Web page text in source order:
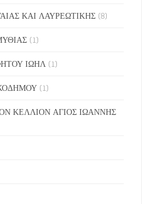
ΚΑΙ ΛΑΥΡΕΩΤΙΚΗΣ (8)
(1)
ΙΩΗΛ (1)
(1)
ΚΕΛΛΙΟΝ ΑΓΙΟΣ ΙΩΑΝΝΗΣ